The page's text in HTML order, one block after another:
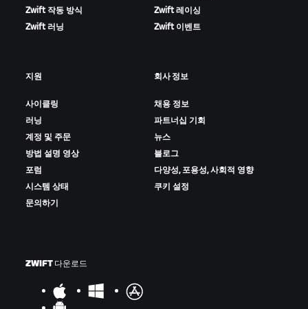
Zwift 작동 방식
Zwift 러닝
Zwift 레이싱
Zwift 이벤트
지원
사이클링
러닝
계정 및 주문
방법 설명 영상
포럼
시스템 상태
문의하기
회사 정보
채용 정보
파트너십 기회
뉴스
블로그
다양성, 포용성, 사회적 영향
쿠키 설정
ZWIFT 다운로드